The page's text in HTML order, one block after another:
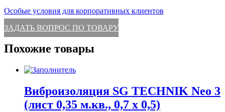
Особые условия для корпоративных клиентов
ЗАДАТЬ ВОПРОС ПО ТОВАРУ
Похожие товары
Виброизоляция SG TECHNIK Neo 3
(лист 0,35 м.кв., 0,7 х 0,5)